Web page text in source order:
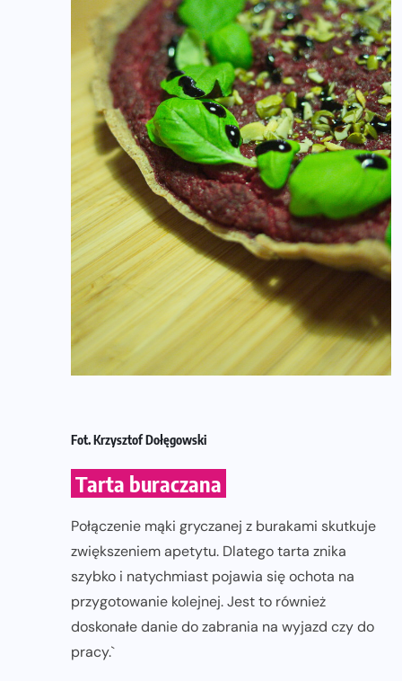
Fot. Krzysztof Dołęgowski
Tarta buraczana
Połączenie mąki gryczanej z burakami skutkuje
zwiększeniem apetytu. Dlatego tarta znika
szybko i natychmiast pojawia się ochota na
przygotowanie kolejnej. Jest to również
doskonałe danie do zabrania na wyjazd czy do
pracy.`